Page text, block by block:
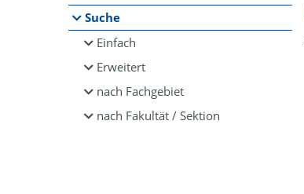
Suche
Einfach
Erweitert
nach Fachgebiet
nach Fakultät / Sektion